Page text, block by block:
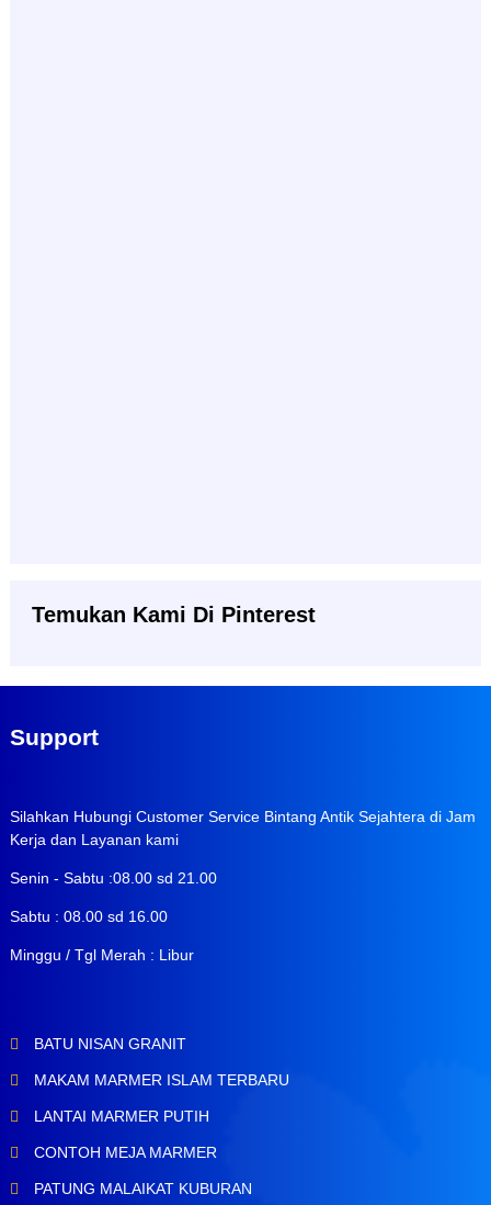
Temukan Kami Di Pinterest
Support
Silahkan Hubungi Customer Service Bintang Antik Sejahtera di Jam
Kerja dan Layanan kami
Senin - Sabtu :08.00 sd 21.00
Sabtu : 08.00 sd 16.00
Minggu / Tgl Merah : Libur
BATU NISAN GRANIT
MAKAM MARMER ISLAM TERBARU
LANTAI MARMER PUTIH
CONTOH MEJA MARMER
PATUNG MALAIKAT KUBURAN